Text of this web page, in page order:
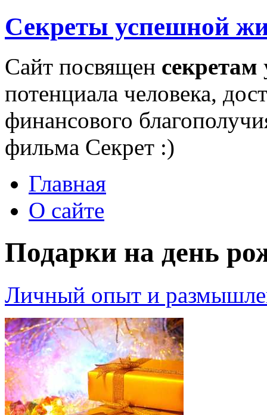
Секреты успешной
Сайт посвящен секретам
потенциала человека,
финансового
фильма Секрет :)
Главная
О сайте
Подарки на день
Личный опыт и